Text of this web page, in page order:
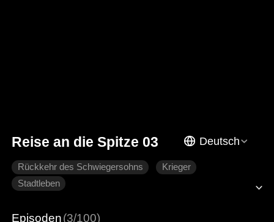
Reise an die Spitze 03 Deutsch
Rückkehr des Schwiegersohns
Krieger
Stadtleben
Episoden(3/100)